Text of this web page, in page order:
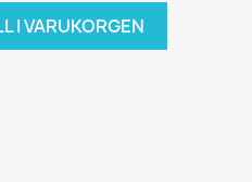
I VARUKORGEN